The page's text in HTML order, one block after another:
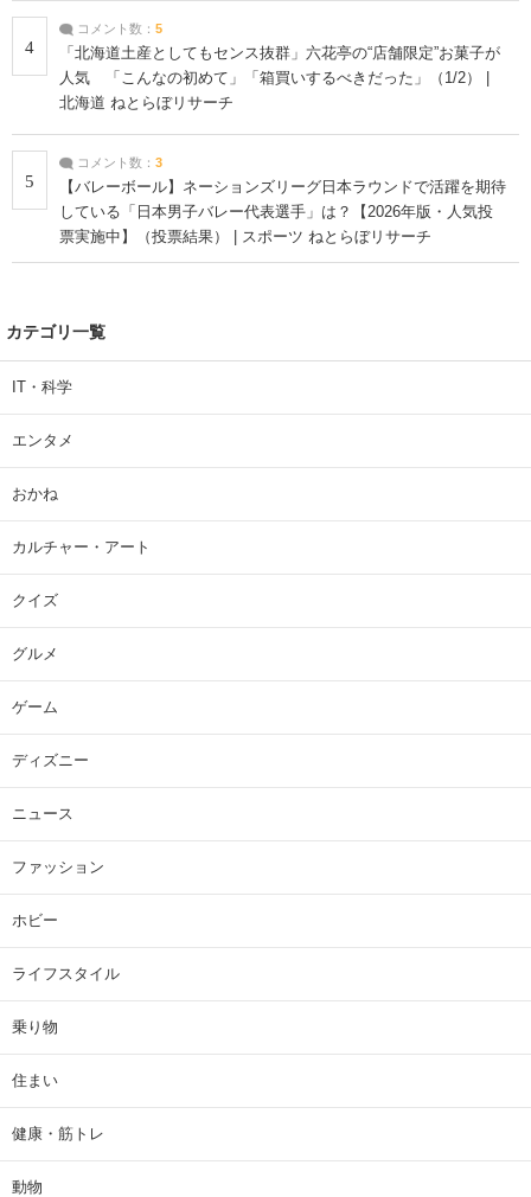
4
コメント数： 5
「北海道土産としてもセンス抜群」六花亭の“店舗限定”お菓子が
人気 「こんなの初めて」「箱買いするべきだった」（1/2） |
北海道 ねとらぼリサーチ
5
コメント数： 3
【バレーボール】ネーションズリーグ日本ラウンドで活躍を期待
している「日本男子バレー代表選手」は？【2026年版・人気投
票実施中】（投票結果） | スポーツ ねとらぼリサーチ
カテゴリ一覧
IT・科学
エンタメ
おかね
カルチャー・アート
クイズ
グルメ
ゲーム
ディズニー
ニュース
ファッション
ホビー
ライフスタイル
乗り物
住まい
健康・筋トレ
動物